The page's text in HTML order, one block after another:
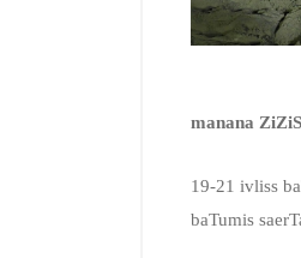
manana
19-21 ivliss
baTumis